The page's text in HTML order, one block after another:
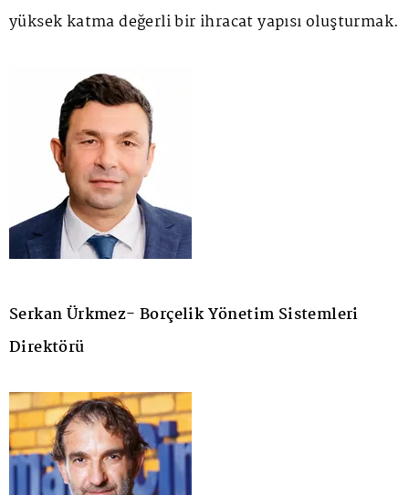
yüksek katma değerli bir ihracat yapısı oluşturmak.
Serkan Ürkmez- Borçelik Yönetim Sistemleri
Direktörü